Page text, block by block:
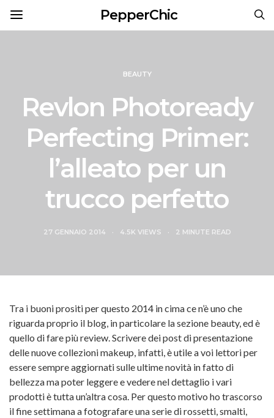
PepperChic
BEAUTY
Revlon Photoready
Perfecting Primer:
l’alleato per un
trucco perfetto
27 GENNAIO 2014 4.5K VIEWS 2 MINUTE READ
Tra i buoni prositi per questo 2014 in cima ce n’è uno che
riguarda proprio il blog, in particolare la sezione beauty, ed è
quello di fare più review. Scrivere dei post di presentazione
delle nuove collezioni makeup, infatti, è utile a voi lettori per
essere sempre aggiornati sulle ultime novità in fatto di
bellezza ma poter leggere e vedere nel dettaglio i vari
prodotti è tutta un’altra cosa. Per questo motivo ho trascorso
il fine settimana a fotografare una serie di rossetti, smalti,